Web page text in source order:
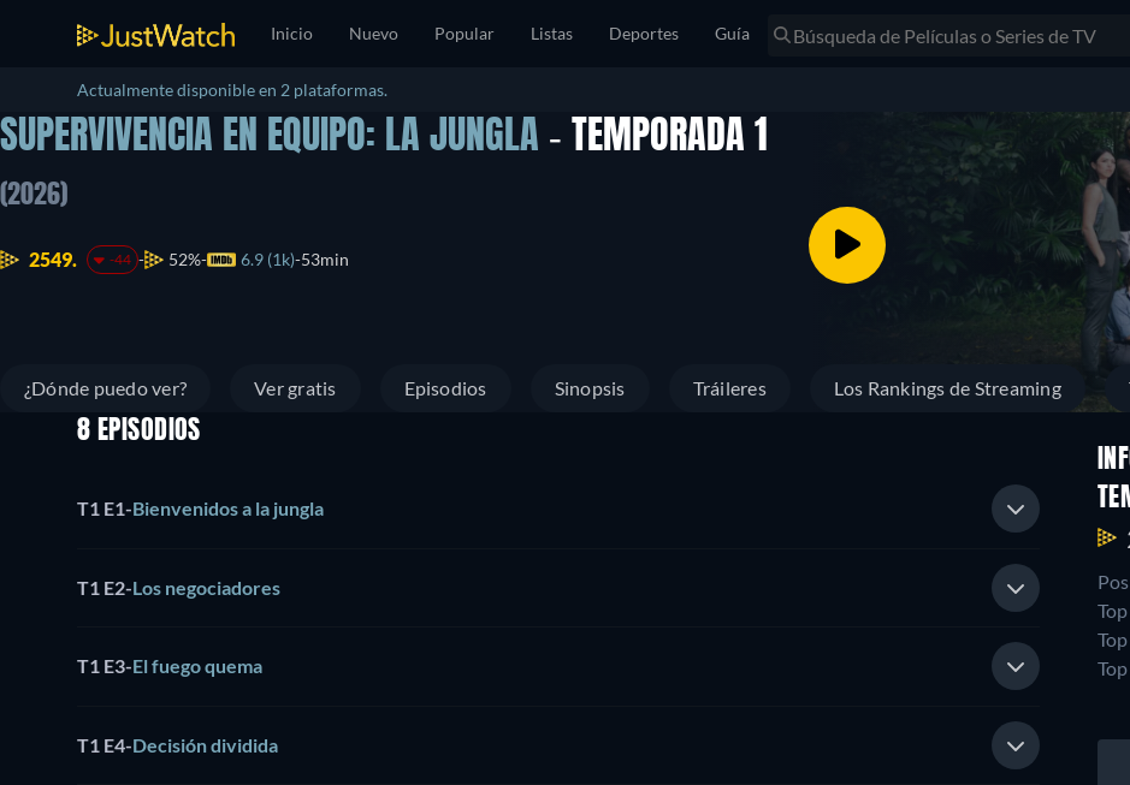
Inicio Nuevo Popular Listas Deportes Guía
Actualmente disponible en 2 plataformas.
SUPERVIVENCIA EN EQUIPO: LA JUNGLA - TEMPORADA 1
(2026)
2549. -44 52% 6.9 (1k) 53min
¿Dónde puedo ver? Ver gratis Episodios Sinopsis Tráileres Los Rankings de Streaming
8 EPISODIOS
T1 E1-Bienvenidos a la jungla
T1 E2-Los negociadores
T1 E3-El fuego quema
T1 E4-Decisión dividida